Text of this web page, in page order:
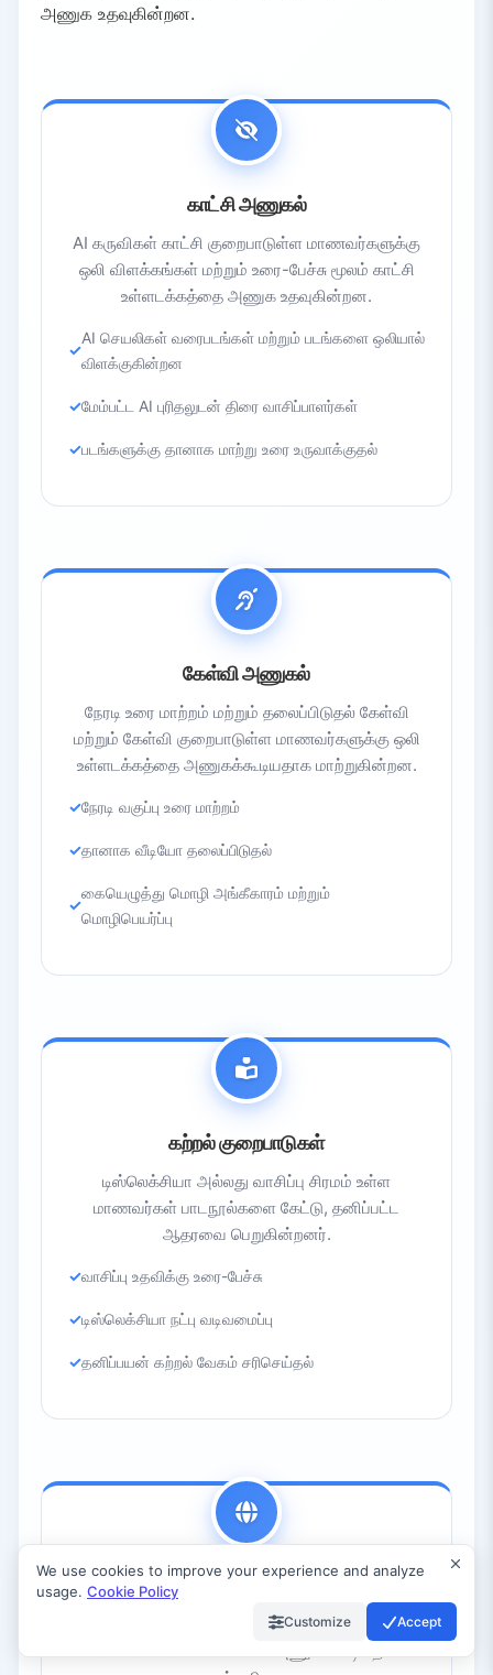
அணுக உதவுகின்றன.
காட்சி அணுகல்
AI கருவிகள் காட்சி குறைபாடுள்ள மாணவர்களுக்கு
ஒலி விளக்கங்கள் மற்றும் உரை-பேச்சு மூலம் காட்சி
உள்ளடக்கத்தை அணுக உதவுகின்றன.
AI செயலிகள் வரைபடங்கள் மற்றும் படங்களை ஒலியால்
விளக்குகின்றன
மேம்பட்ட AI புரிதலுடன் திரை வாசிப்பாளர்கள்
படங்களுக்கு தானாக மாற்று உரை உருவாக்குதல்
கேள்வி அணுகல்
நேரடி உரை மாற்றம் மற்றும் தலைப்பிடுதல் கேள்வி
மற்றும் கேள்வி குறைபாடுள்ள மாணவர்களுக்கு ஒலி
உள்ளடக்கத்தை அணுகக்கூடியதாக மாற்றுகின்றன.
நேரடி வகுப்பு உரை மாற்றம்
தானாக வீடியோ தலைப்பிடுதல்
கையெழுத்து மொழி அங்கீகாரம் மற்றும்
மொழிபெயர்ப்பு
கற்றல் குறைபாடுகள்
டிஸ்லெக்சியா அல்லது வாசிப்பு சிரமம் உள்ள
மாணவர்கள் பாடநூல்களை கேட்டு, தனிப்பட்ட
ஆதரவை பெறுகின்றனர்.
வாசிப்பு உதவிக்கு உரை-பேச்சு
டிஸ்லெக்சியா நட்பு வடிவமைப்பு
தனிப்பயன் கற்றல் வேகம் சரிசெய்தல்
மொழி தடைகள்
நேரடி மொழிபெயர்ப்பு மொழி தடைகளை உடைத்து,
We use cookies to improve your experience and analyze
usage. Cookie Policy
Customize Accept